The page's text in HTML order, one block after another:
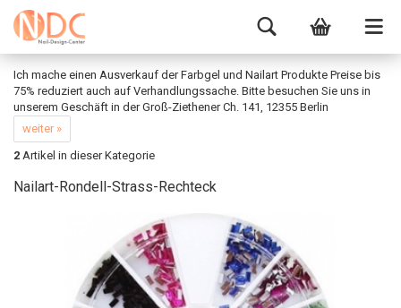
Ich mache einen Ausverkauf der Farbgel und Nailart Produkte Preise bis
75% reduziert auch auf Verhandlungssache. Bitte besuchen Sie uns in
unserem Geschäft in der Groß-Ziethener Ch. 141, 12355 Berlin
weiter »
2 Artikel in dieser Kategorie
Nailart-Rondell-Strass-Rechteck